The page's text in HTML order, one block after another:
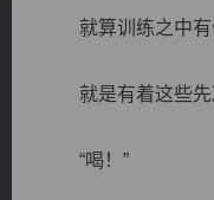
就算训练之中有
就是有着这些先
“喝！”